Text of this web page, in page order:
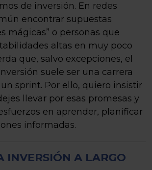
de inversión. En redes
encontrar supuestas
mágicas” o personas que
altas en muy poco
que, salvo excepciones, el
suele ser una carrera
sprint. Por ello, quiero insistir
llevar por esas promesas y
en aprender, planificar
informadas.
INVERSIÓN A LARGO